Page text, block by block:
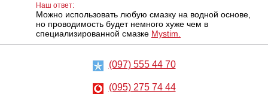
ремни Sex-
Fesseln
1088
Mystim Barry Bite
2838
Наш ответ:
Можно использовать любую смазку на водной основе,
но проводимость будет немного хуже чем в
специализированной смазке Mystim.
(097) 555 44 70
(095) 275 74 44